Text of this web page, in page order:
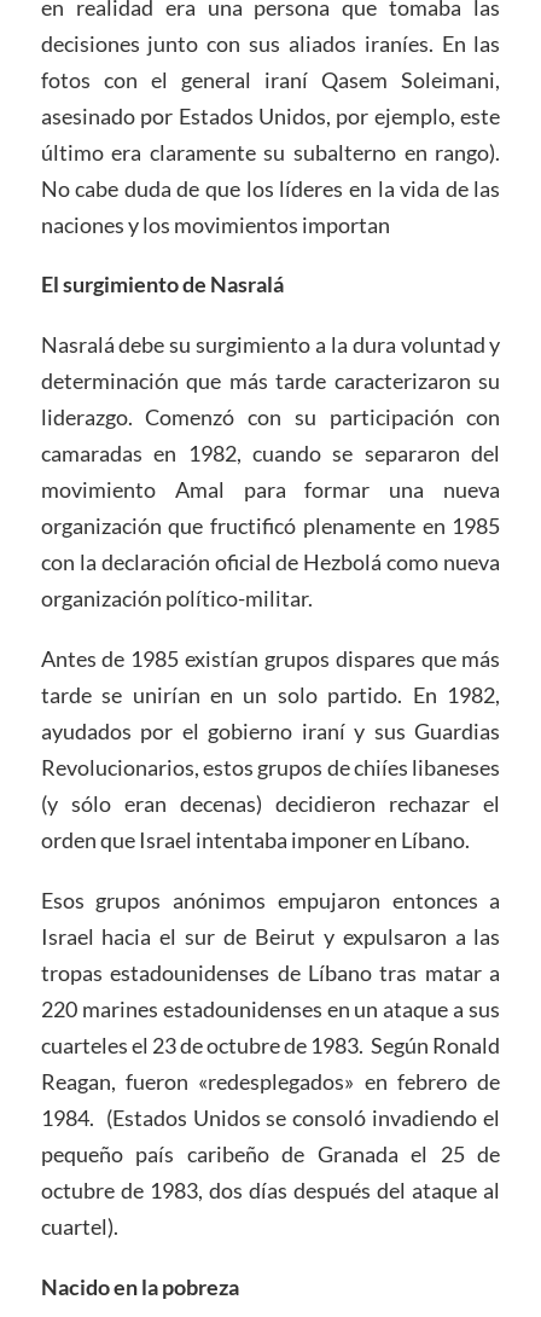
en realidad era una persona que tomaba las
decisiones junto con sus aliados iraníes. En las
fotos con el general iraní Qasem Soleimani,
asesinado por Estados Unidos, por ejemplo, este
último era claramente su subalterno en rango).
No cabe duda de que los líderes en la vida de las
naciones y los movimientos importan
El surgimiento de Nasralá
Nasralá debe su surgimiento a la dura voluntad y
determinación que más tarde caracterizaron su
liderazgo. Comenzó con su participación con
camaradas en 1982, cuando se separaron del
movimiento Amal para formar una nueva
organización que fructificó plenamente en 1985
con la declaración oficial de Hezbolá como nueva
organización político-militar.
Antes de 1985 existían grupos dispares que más
tarde se unirían en un solo partido. En 1982,
ayudados por el gobierno iraní y sus Guardias
Revolucionarios, estos grupos de chiíes libaneses
(y sólo eran decenas) decidieron rechazar el
orden que Israel intentaba imponer en Líbano.
Esos grupos anónimos empujaron entonces a
Israel hacia el sur de Beirut y expulsaron a las
tropas estadounidenses de Líbano tras matar a
220 marines estadounidenses en un ataque a sus
cuarteles el 23 de octubre de 1983. Según Ronald
Reagan, fueron «redesplegados» en febrero de
1984. (Estados Unidos se consoló invadiendo el
pequeño país caribeño de Granada el 25 de
octubre de 1983, dos días después del ataque al
cuartel).
Nacido en la pobreza